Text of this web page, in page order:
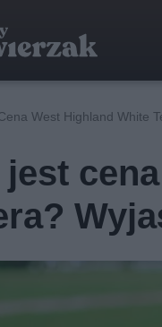
West Highland White
jest